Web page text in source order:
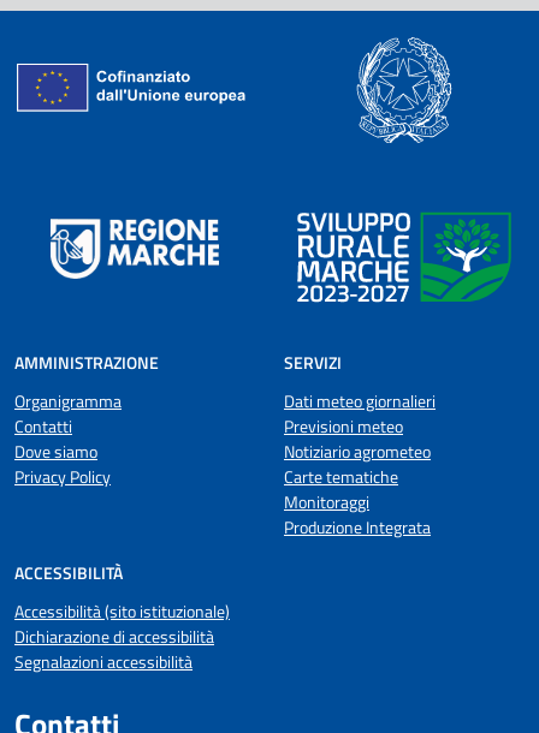
AMMINISTRAZIONE
Organigramma
Contatti
Dove siamo
Privacy Policy
SERVIZI
Dati meteo giornalieri
Previsioni meteo
Notiziario agrometeo
Carte tematiche
Monitoraggi
Produzione Integrata
ACCESSIBILITÀ
Accessibilità (sito istituzionale)
Dichiarazione di accessibilità
Segnalazioni accessibilità